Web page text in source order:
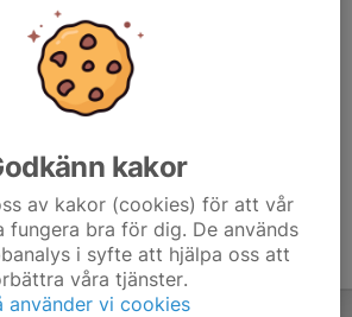
kakor
av kakor (cookies) för att vår
fungera bra för dig. De används
i syfte att hjälpa oss att
våra tjänster.
använder vi cookies